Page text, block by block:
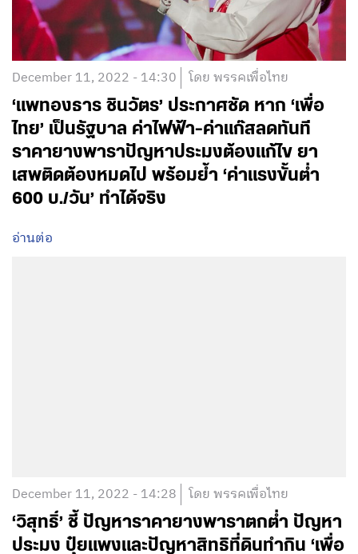
December 11, 2022 - 14:30 โดย พรรคเพื่อไทย
‘แพทองธาร ชินวัตร’ ประกาศชัด หาก ‘เพื่อ
ไทย’ เป็นรัฐบาล ค่าไฟฟ้า-ค่าแก๊สลดทันที
ราคายางพาราปัญหาประมงต้องแก้ไข ยา
เสพติดต้องหมดไป พร้อมย้ำ ‘ค่าแรงขั้นต่ำ
600 บ./วัน’ ทำได้จริง
อ่านต่อ
December 11, 2022 - 14:28 โดย พรรคเพื่อไทย
‘วิสุทธิ์’ ชี้ ปัญหาราคายางพาราตกต่ำ ปัญหา
ประมง ปุ๋ยแพงและปัญหาสิทธิที่ดินทำกิน ‘เพื่อ